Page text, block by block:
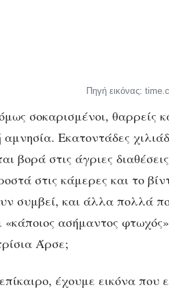
Πηγή εικόνας:
σοκαρισμένοι, θαρρείς
αμνησία. Εκατοντάδες
βορά στις άγριες
στις κάμερες και το
συμβεί, και άλλα πολλά
«κάποιος ασήμαντος
Άρσε;
έχουμε εικόνα που